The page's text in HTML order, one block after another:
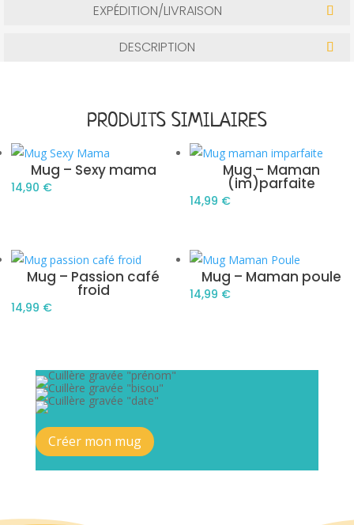
EXPÉDITION/LIVRAISON
DESCRIPTION
PRODUITS SIMILAIRES
Mug – Sexy mama
14,90 €
Mug – Maman
(im)parfaite
14,99 €
Mug – Passion café
froid
14,99 €
Mug – Maman poule
14,99 €
Créer mon mug